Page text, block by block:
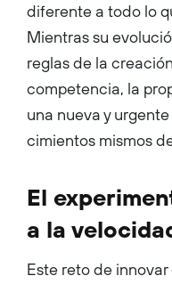
diferente a todo lo
Mientras su
reglas de la
competencia, la
una nueva y
cimientos mismos
El
a la
Este reto de